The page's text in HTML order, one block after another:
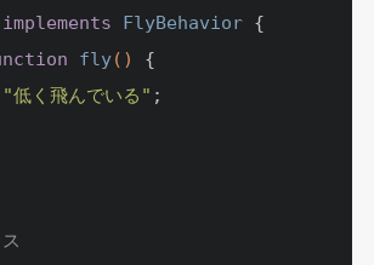
implements FlyBehavior {
fly()
{
"低く飛んでいる" ;